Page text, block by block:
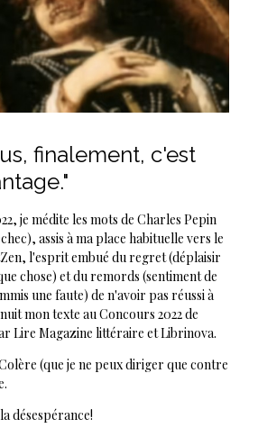
finalement, c'est
je médite les mots de Charles Pepin
assis à ma place habituelle vers le
l'esprit embué du regret (déplaisir
chose) et du remords (sentiment de
une faute) de n'avoir pas réussi à
mon texte au Concours 2022 de
Lire Magazine littéraire et Librinova.
(que je ne peux diriger que contre
désespérance!